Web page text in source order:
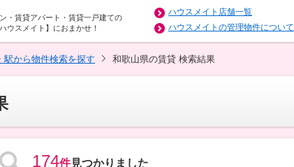
・賃貸アパート・賃貸一戸建ての
ウスメイト】におまかせ！
ハウスメイト店舗一覧
ハウスメイトの管理物件について
駅から物件検索を探す 和歌山県の賃貸 検索結果
174件見つかりました